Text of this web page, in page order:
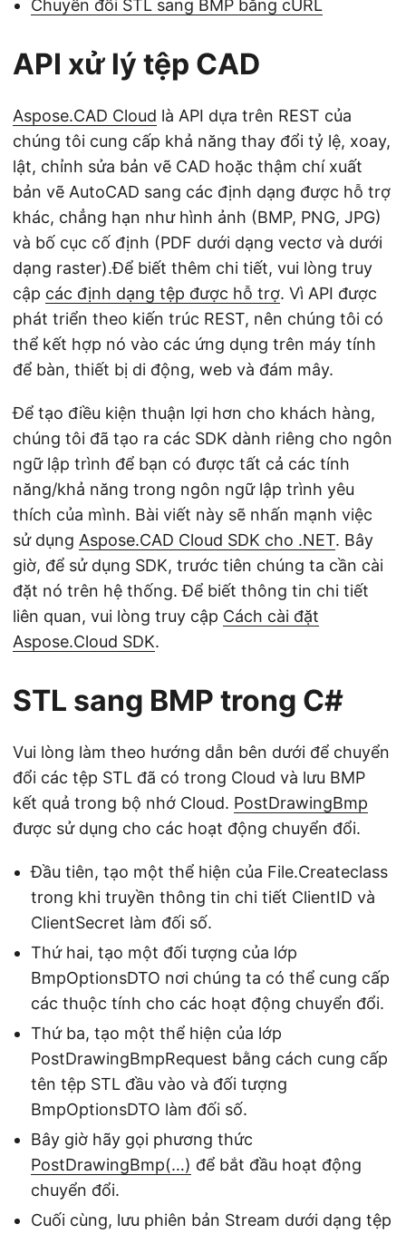
Chuyển đổi STL sang BMP bằng cURL
API xử lý tệp CAD
Aspose.CAD Cloud là API dựa trên REST của
chúng tôi cung cấp khả năng thay đổi tỷ lệ, xoay,
lật, chỉnh sửa bản vẽ CAD hoặc thậm chí xuất
bản vẽ AutoCAD sang các định dạng được hỗ trợ
khác, chẳng hạn như hình ảnh (BMP, PNG, JPG)
và bố cục cố định (PDF dưới dạng vectơ và dưới
dạng raster).Để biết thêm chi tiết, vui lòng truy
cập các định dạng tệp được hỗ trợ. Vì API được
phát triển theo kiến trúc REST, nên chúng tôi có
thể kết hợp nó vào các ứng dụng trên máy tính
để bàn, thiết bị di động, web và đám mây.
Để tạo điều kiện thuận lợi hơn cho khách hàng,
chúng tôi đã tạo ra các SDK dành riêng cho ngôn
ngữ lập trình để bạn có được tất cả các tính
năng/khả năng trong ngôn ngữ lập trình yêu
thích của mình. Bài viết này sẽ nhấn mạnh việc
sử dụng Aspose.CAD Cloud SDK cho .NET. Bây
giờ, để sử dụng SDK, trước tiên chúng ta cần cài
đặt nó trên hệ thống. Để biết thông tin chi tiết
liên quan, vui lòng truy cập Cách cài đặt
Aspose.Cloud SDK.
STL sang BMP trong C#
Vui lòng làm theo hướng dẫn bên dưới để chuyển
đổi các tệp STL đã có trong Cloud và lưu BMP
kết quả trong bộ nhớ Cloud. PostDrawingBmp
được sử dụng cho các hoạt động chuyển đổi.
Đầu tiên, tạo một thể hiện của File.Createclass
trong khi truyền thông tin chi tiết ClientID và
ClientSecret làm đối số.
Thứ hai, tạo một đối tượng của lớp
BmpOptionsDTO nơi chúng ta có thể cung cấp
các thuộc tính cho các hoạt động chuyển đổi.
Thứ ba, tạo một thể hiện của lớp
PostDrawingBmpRequest bằng cách cung cấp
tên tệp STL đầu vào và đối tượng
BmpOptionsDTO làm đối số.
Bây giờ hãy gọi phương thức
PostDrawingBmp(…) để bắt đầu hoạt động
chuyển đổi.
Cuối cùng, lưu phiên bản Stream dưới dạng tệp